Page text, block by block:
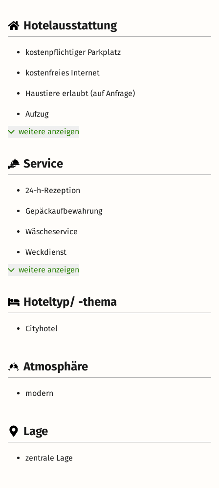
Hotelausstattung
kostenpflichtiger Parkplatz
kostenfreies Internet
Haustiere erlaubt (auf Anfrage)
Aufzug
weitere anzeigen
Service
24-h-Rezeption
Gepäckaufbewahrung
Wäscheservice
Weckdienst
weitere anzeigen
Hoteltyp/ -thema
Cityhotel
Atmosphäre
modern
Lage
zentrale Lage